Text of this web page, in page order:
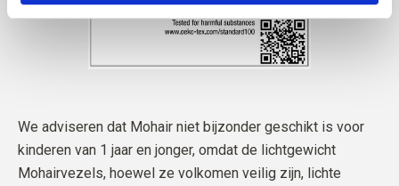
We adviseren dat Mohair niet bijzonder geschikt is voor
kinderen van 1 jaar en jonger, omdat de lichtgewicht
Mohairvezels, hoewel ze volkomen veilig zijn, lichte